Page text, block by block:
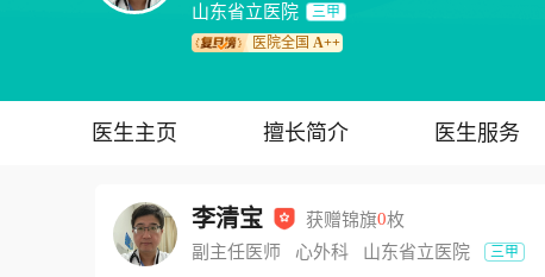
山东省立医院
三甲
医院全国 A++
医生主页 擅长简介 医生服务
李清宝 获赠锦旗0枚
副主任医师
心外科 山东省立医院 三甲